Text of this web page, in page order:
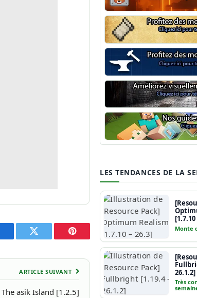
Twitter Pinterest
ARTICLE SUIVANT
asik Island [1.2.5]
NeoForge
Minecraft Fabric
Minecraft Forge
Shaders Minecraft
Guide Minecraft
LES TENDANCES DE LA
Monte
26.1.2]
Très